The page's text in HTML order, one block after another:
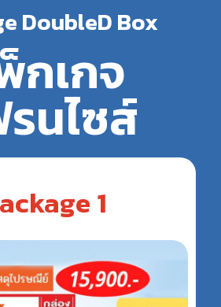
DoubleD Box
กเกจ
นไซส์
1